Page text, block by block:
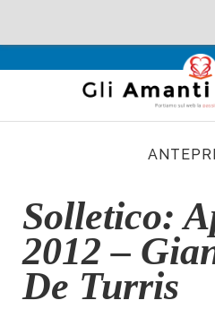
Recensioni
Interviste & Incontri
Chi siamo
Contatti
Eventi
Solletico:
2012 –
De Turris